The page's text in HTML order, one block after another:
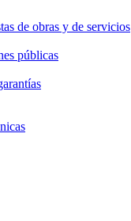
de obras y de servicios
públicas